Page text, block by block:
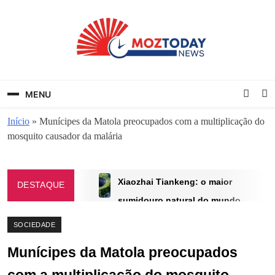
MENU
Início » Munícipes da Matola preocupados com a multiplicação do
mosquito causador da malária
DESTAQUE
Xiaozhai Tiankeng: o maior
sumidouro natural do mundo
AGOSTO 26, 2025
Igreja católica exige devolução de
SOCIEDADE
Munícipes da Matola preocupados